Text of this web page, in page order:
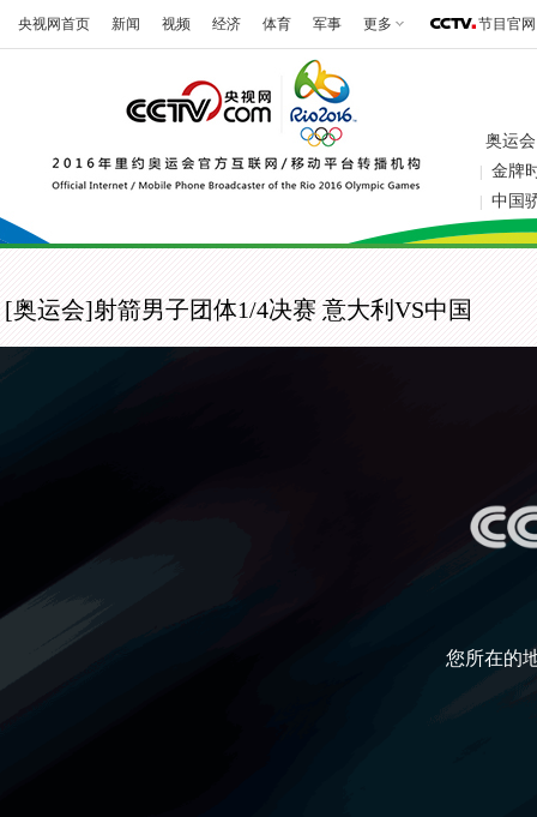
央视网首页 新闻 视频 经济 体育 军事 更多 节目官网
奥运会
金牌
中国
[奥运会]射箭男子团体1/4决赛 意大利VS中国
您所在的